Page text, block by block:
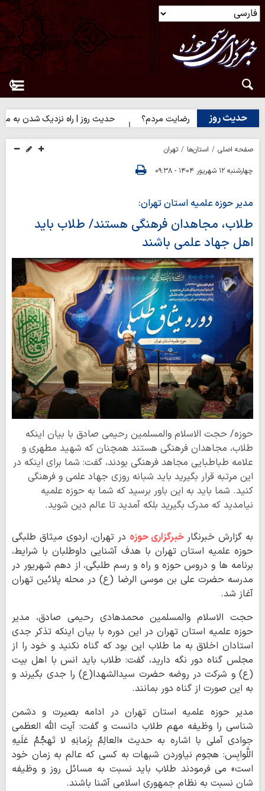
حدیث روز
خدا یا رضایت مردم؟ حدیث روز | راه نزدیک شدن به محبت
صفحه اصلی استان‌ها
تهران
چهارشنبه ۱۲ شهریور ۱۴۰۴ - ۰۹:۳۸
مدیر حوزه علمیه استان تهران:
طلاب، مجاهدان فرهنگی هستند/ طلاب باید
اهل جهاد علمی باشند
حوزه/ حجت الاسلام والمسلمین رحیمی صادق با بیان اینکه
طلاب، مجاهدان فرهنگی هستند همچنان که شهید مطهری و
علامه طباطبایی مجاهد فرهنگی بودند، گفت: شما برای اینکه در
این مرتبه قرار بگیرید باید شبانه روزی جهاد علمی و فرهنگی
کنید. شما باید به این باور برسید که شما به حوزه علمیه
نیامدید که مدرک بگیرید بلکه آمدید تا عالم دین شوید.
به گزارش خبرنگارخبرگزاری حوزه در تهران، اردوی میثاق طلبگی
حوزه علمیه استان تهران با هدف آشنایی داوطلبان با شرایط،
برنامه ها و دروس حوزه و راه و رسم طلبگی، از دهم شهریور در
مدرسه حضرت علی بن موسی الرضا (ع) در محله پلائین تهران
آغاز شد.
حجت الاسلام والمسلمین محمدهادی رحیمی صادق، مدیر
حوزه علمیه استان تهران در این دوره با بیان اینکه تذکر جدی
استادان اخلاق به ما طلاب این بود که گناه نکنید و خود را از
مجلس گناه دور نگه دارید، گفت: طلاب باید انس با اهل بیت
(ع) و شرکت در روضه حضرت سیدالشهدا(ع) را جدی بگیرند و
به این صورت از گناه دور بمانند.
مدیر حوزه علمیه استان تهران در ادامه بصیرت و دشمن
شناسی را وظیفه مهم طلاب دانست و گفت: آیت الله العظمی
جوادی آملی با اشاره به حدیث «العالِمُ بِزَمانِهِ لا تَهجُمُ عَلَیهِ
اللَّوابِس: هجوم نیاوردن شبهات به کسی که عالم به زمان خود
است» می فرمودند طلاب باید نسبت به مسائل روز و وظیفه
شان نسبت به نظام جمهوری اسلامی آشنا باشند.